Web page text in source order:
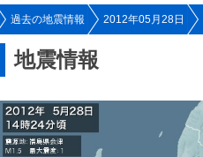
過去の地震情報 2012年05月28日
地震情報